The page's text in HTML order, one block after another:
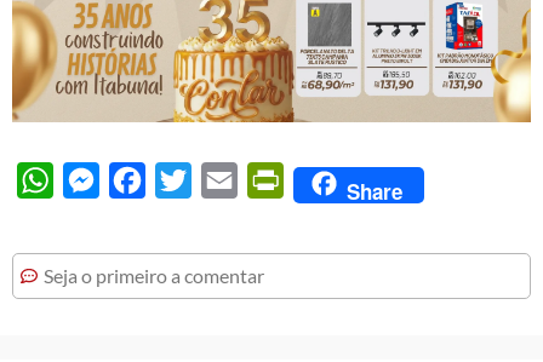
WhatsAppMessengerFacebook
Twitter Email PrintFriendly
Share
Seja o primeiro a comentar